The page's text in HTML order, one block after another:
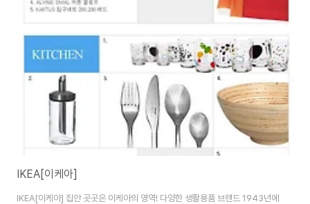
웨어가 추천. 파티 때는, 식기가 갖추어져 있으면 아름답습니다.사진 하단과 같
이,2 개세트로450 엔이라고 하는 저렴한 가격이라면, 많이 사도 지갑에 상냥
하다 IKEA 홍보의 쿠사마씨가라사대 「최근에는 북유럽에서도 일식이 유행하
고 있으므..
IKEA[이케아]
IKEA[이케아] 집안 곳곳은 이케아의 영역! 다양한 생활용품 브랜드 1943년에